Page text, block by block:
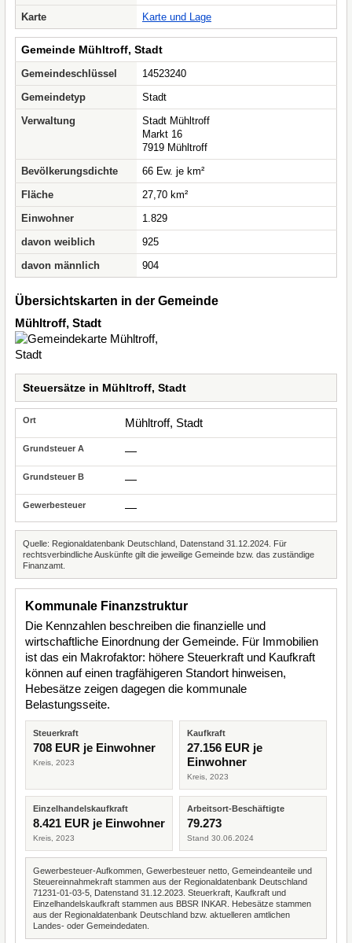
Karte
Karte und Lage
Gemeinde Mühltroff, Stadt
Gemeindeschlüssel
14523240
Gemeindetyp
Stadt
Verwaltung
Stadt Mühltroff
Markt 16
7919 Mühltroff
Bevölkerungsdichte
66 Ew. je km²
Fläche
27,70 km²
Einwohner
1.829
davon weiblich
925
davon männlich
904
Übersichtskarten in der Gemeinde
Mühltroff, Stadt
Steuersätze in Mühltroff, Stadt
Mühltroff, Stadt
—
—
—
Quelle: Regionaldatenbank Deutschland, Datenstand 31.12.2024. Für
rechtsverbindliche Auskünfte gilt die jeweilige Gemeinde bzw. das zuständige
Finanzamt.
Kommunale Finanzstruktur
Die Kennzahlen beschreiben die finanzielle und
wirtschaftliche Einordnung der Gemeinde. Für Immobilien
ist das ein Makrofaktor: höhere Steuerkraft und Kaufkraft
können auf einen tragfähigeren Standort hinweisen,
Hebesätze zeigen dagegen die kommunale
Belastungsseite.
Steuerkraft
708 EUR je Einwohner
Kreis, 2023
Kaufkraft
27.156 EUR je
Einwohner
Kreis, 2023
Einzelhandelskaufkraft
8.421 EUR je Einwohner
Kreis, 2023
Arbeitsort-Beschäftigte
79.273
Stand 30.06.2024
Gewerbesteuer-Aufkommen, Gewerbesteuer netto, Gemeindeanteile und
Steuereinnahmekraft stammen aus der Regionaldatenbank Deutschland
71231-01-03-5, Datenstand 31.12.2023. Steuerkraft, Kaufkraft und
Einzelhandelskaufkraft stammen aus BBSR INKAR. Hebesätze stammen
aus der Regionaldatenbank Deutschland bzw. aktuelleren amtlichen
Landes- oder Gemeindedaten.